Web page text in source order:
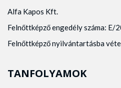
Alfa Kapos Kft.
Felnőttképző engedély száma:
Felnőttképző nyilvántartásba
TANFOLYAMOK